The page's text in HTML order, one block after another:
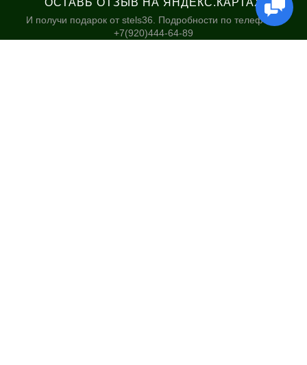
ОСТАВЬ ОТЗЫВ НА ЯНДЕКС.КАРТАХ
И получи подарок от stels36. Подробности по телефону:
+7(920)444-64-89